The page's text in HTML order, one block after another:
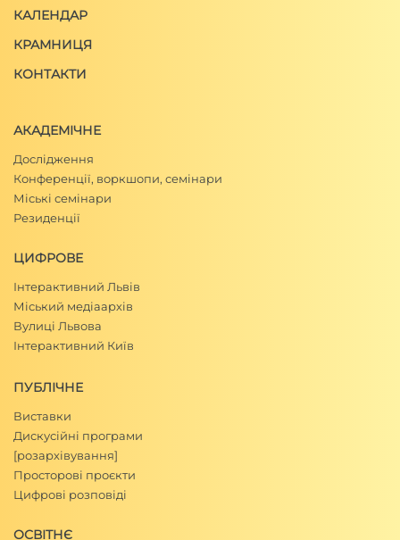
КАЛЕНДАР
КРАМНИЦЯ
КОНТАКТИ
АКАДЕМІЧНЕ
Дослідження
Конференції, воркшопи, семінари
Міські семінари
Резиденції
ЦИФРОВЕ
Інтерактивний Львів
Міський медіаархів
Вулиці Львова
Інтерактивний Київ
ПУБЛІЧНЕ
Виставки
Дискусійні програми
[розархівування]
Просторові проєкти
Цифрові розповіді
ОСВІТНЄ